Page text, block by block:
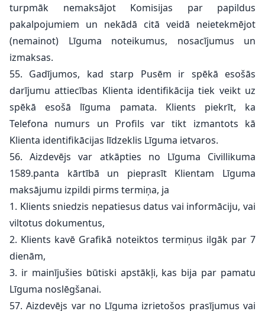
turpmāk nemaksājot Komisijas par papildus
pakalpojumiem un nekādā citā veidā neietekmējot
(nemainot) Līguma noteikumus, nosacījumus un
izmaksas.
55. Gadījumos, kad starp Pusēm ir spēkā esošās
darījumu attiecības Klienta identifikācija tiek veikt uz
spēkā esošā līguma pamata. Klients piekrīt, ka
Telefona numurs un Profils var tikt izmantots kā
Klienta identifikācijas līdzeklis Līguma ietvaros.
56. Aizdevējs var atkāpties no Līguma Civillikuma
1589.panta kārtībā un pieprasīt Klientam Līguma
maksājumu izpildi pirms termiņa, ja
1. Klients sniedzis nepatiesus datus vai informāciju, vai
viltotus dokumentus,
2. Klients kavē Grafikā noteiktos termiņus ilgāk par 7
dienām,
3. ir mainījušies būtiski apstākļi, kas bija par pamatu
Līguma noslēgšanai.
57. Aizdevējs var no Līguma izrietošos prasījumus vai